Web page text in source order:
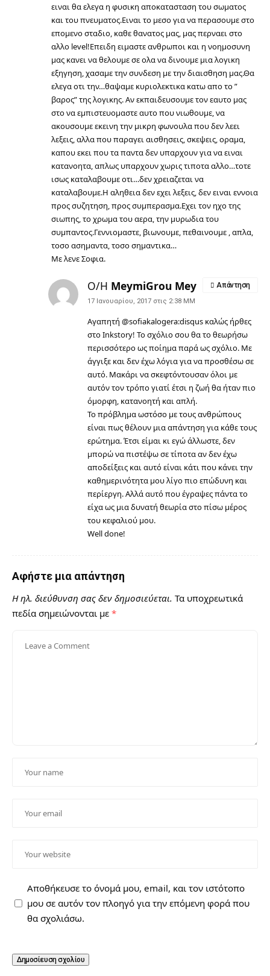
ειναι θα ελεγα η φυσικη αποκατασταση του σωματος
και του πνευματος.Ειναι το μεσο για να περασουμε στο
επομενο σταδιο, καθε θανατος μας, μας περναει στο
αλλο level!Επειδη ειμαστε ανθρωποι και η νοημοσυνη
μας κανει να θελουμε σε ολα να δινουμε μια λογικη
εξηγηση, χασαμε την συνδεση με την διαισθηση μας.Θα
ελεγα οτι την…θαψαμε κυριολεκτικα κατω απο το ”
βαρος” της λογικης. Αν εκπαιδευσουμε τον εαυτο μας
στο να εμπιστευομαστε αυτο που νιωθουμε, να
ακουσουμε εκεινη την μικρη φωνουλα που δεν λεει
λεξεις, αλλα που παραγει αισθησεις, σκεψεις, οραμα,
καπου εκει που τα παντα δεν υπαρχουν για να ειναι
κατανοητα, απλως υπαρχουν χωρις τιποτα αλλο…τοτε
ισως καταλαβουμε οτι…δεν χρειαζεται να
καταλαβουμε.Η αληθεια δεν εχει λεξεις, δεν ειναι εννοια
προς συζητηση, προς συμπερασμα.Εχει τον ηχο της
σιωπης, το χρωμα του αερα, την μυρωδια του
συμπαντος.Γεννιομαστε, βιωνουμε, πεθαινουμε , απλα,
τοσο ασημαντα, τοσο σημαντικα…
Με λενε Σοφια.
Ο/Η MeymiGrou Mey
17 Ιανουαρίου, 2017 στις 2:38 ΜΜ
Αγαπητή @sofiakalogera:disqus καλώς ήρθες
στο Inkstory! Το σχόλιο σου θα το θεωρήσω
περισσότερο ως ποίημα παρά ως σχόλιο. Με
άγγιξε και δεν έχω λόγια για να προσθέσω σε
αυτό. Μακάρι να σκεφτόντουσαν όλοι με
αυτόν τον τρόπο γιατί έτσι η ζωή θα ήταν πιο
όμορφη, κατανοητή και απλή.
Το πρόβλημα ωστόσο με τους ανθρώπους
είναι πως θέλουν μια απάντηση για κάθε τους
ερώτημα. Έτσι είμαι κι εγώ άλλωστε, δεν
μπορώ να πιστέψω σε τίποτα αν δεν έχω
αποδείξεις και αυτό είναι κάτι που κάνει την
καθημερινότητα μου λίγο πιο επώδυνη και
περίεργη. Αλλά αυτό που έγραψες πάντα το
είχα ως μια δυνατή θεωρία στο πίσω μέρος
του κεφαλιού μου.
Well done!
Απάντηση
Αφήστε μια απάντηση
Η ηλ. διεύθυνση σας δεν δημοσιεύεται. Τα υποχρεωτικά
πεδία σημειώνονται με *
Αποθήκευσε το όνομά μου, email, και τον ιστότοπο
μου σε αυτόν τον πλοηγό για την επόμενη φορά που
θα σχολιάσω.